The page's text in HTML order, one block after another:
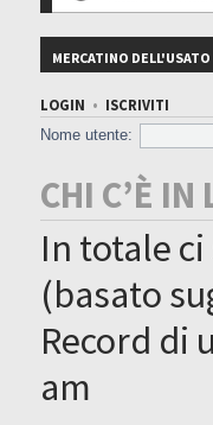
MERCATINO DELL'USATO
LOGIN • ISCRIVITI
Nome utente:
CHI C’È IN
In totale
(basato
Record di
am